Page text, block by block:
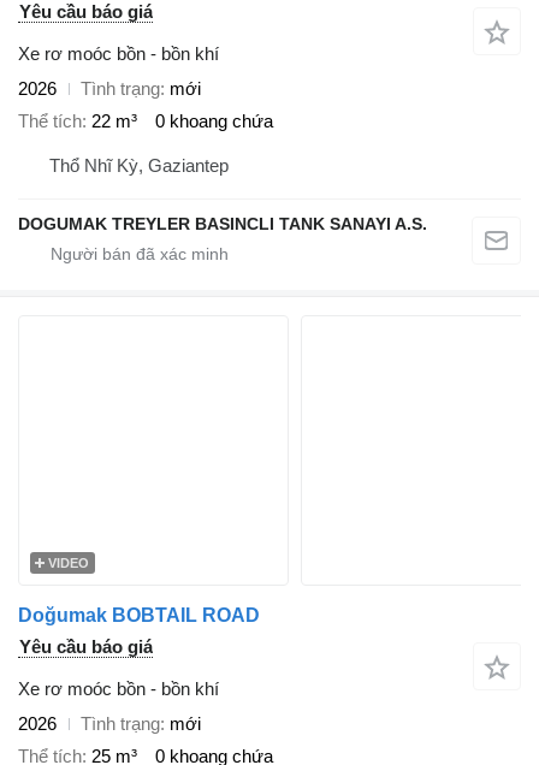
Yêu cầu báo giá
Xe rơ moóc bồn - bồn khí
2026
Tình trạng mới
Thể tích 22 m³ 0 khoang chứa
Thổ Nhĩ Kỳ, Gaziantep
DOGUMAK TREYLER BASINCLI TANK SANAYI A.S.
VIDEO
Doğumak BOBTAIL ROAD
Yêu cầu báo giá
Xe rơ moóc bồn - bồn khí
2026
Tình trạng mới
Thể tích 25 m³ 0 khoang chứa